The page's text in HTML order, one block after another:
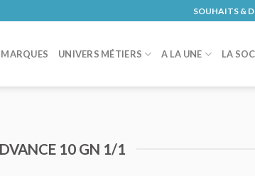
SOUHAITS &
MARQUES UNIVERS MÉTIERS A LA UNE LA
10 GN 1/1